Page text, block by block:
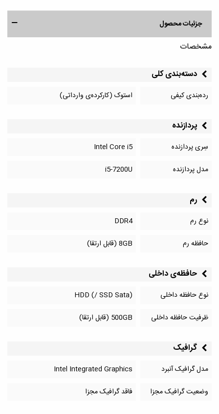
جزئیات محصول
مشخصات
دسته‌بندی کلی
رده‌بندی کیفی استوک (کارکرده‌ی وارداتی)
پردازنده
سِری پردازنده
Intel Core i5
مدل پردازنده
i5-7200U
رم
نوع رم
DDR4
حافظه رم
8GB (قابل ارتقا)
حافظه‌‌ی داخلی
نوع حافظه داخلی
HDD (/ SSD Sata)
ظرفیت حافظه داخلی
500GB (قابل ارتقا)
گرافیک
مدل گرافیک آنبرد
Intel Integrated Graphics
وضعیت گرافیک مجزا
فاقد گرافیک مجزا